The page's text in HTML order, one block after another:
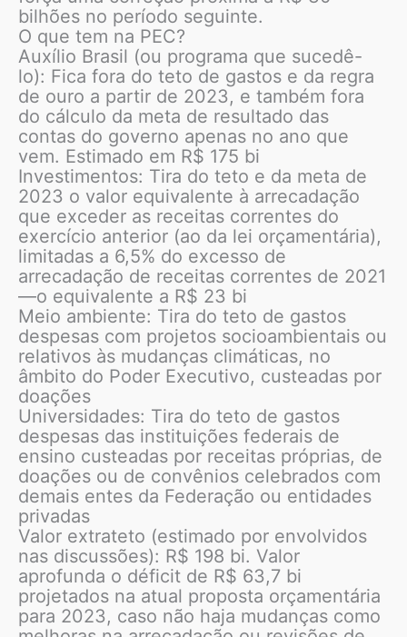
bilhões no período seguinte.
O que tem na PEC?
Auxílio Brasil (ou programa que sucedê-
lo): Fica fora do teto de gastos e da regra
de ouro a partir de 2023, e também fora
do cálculo da meta de resultado das
contas do governo apenas no ano que
vem. Estimado em R$ 175 bi
Investimentos: Tira do teto e da meta de
2023 o valor equivalente à arrecadação
que exceder as receitas correntes do
exercício anterior (ao da lei orçamentária),
limitadas a 6,5% do excesso de
arrecadação de receitas correntes de 2021
—o equivalente a R$ 23 bi
Meio ambiente: Tira do teto de gastos
despesas com projetos socioambientais ou
relativos às mudanças climáticas, no
âmbito do Poder Executivo, custeadas por
doações
Universidades: Tira do teto de gastos
despesas das instituições federais de
ensino custeadas por receitas próprias, de
doações ou de convênios celebrados com
demais entes da Federação ou entidades
privadas
Valor extrateto (estimado por envolvidos
nas discussões): R$ 198 bi. Valor
aprofunda o déficit de R$ 63,7 bi
projetados na atual proposta orçamentária
para 2023, caso não haja mudanças como